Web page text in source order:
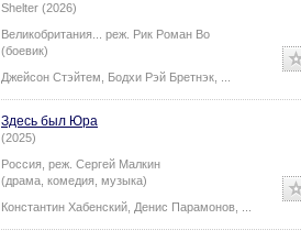
Shelter (2026)
Великобритания... реж. Рик Роман Во
(боевик)
Джейсон Стэйтем
Бодхи Рэй Бретнэк
Здесь был Юра
(2025)
Россия, реж. Сергей Малкин
(драма, комедия, музыка)
Константин Хабенский Денис Парамонов